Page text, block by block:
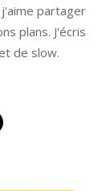
partager
plans. J'écris
de slow.